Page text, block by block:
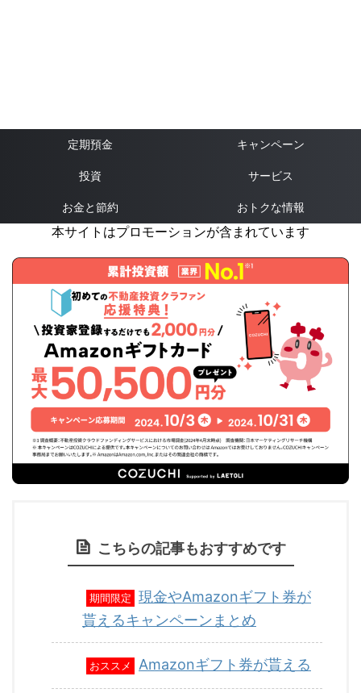
定期預金 キャンペーン
投資 サービス
お金と節約 おトクな情報
本サイトはプロモーションが含まれています
こちらの記事もおすすめです
期間限定
現金やAmazonギフト券が
貰えるキャンペーンまとめ
おススメ Amazonギフト券が貰える